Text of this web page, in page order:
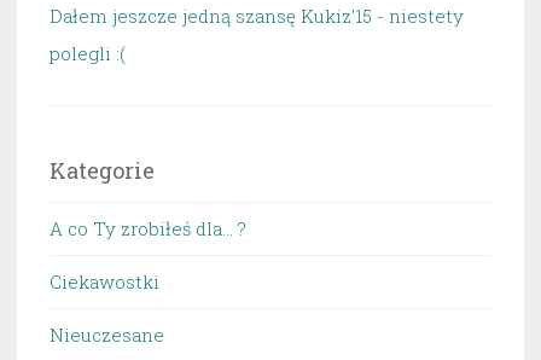
Dałem jeszcze jedną szansę Kukiz'15 - niestety
polegli :(
Kategorie
A co Ty zrobiłeś dla… ?
Ciekawostki
Nieuczesane